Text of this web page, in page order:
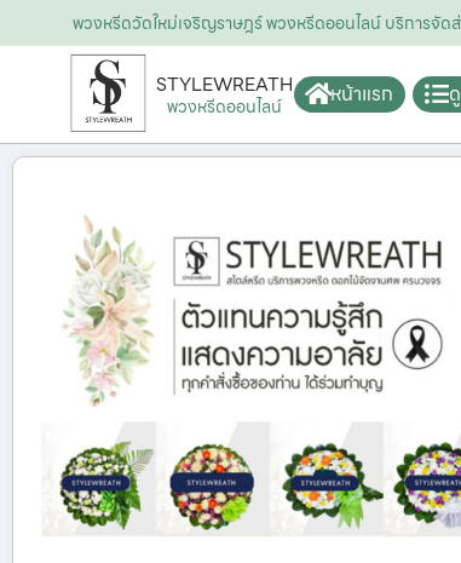
พวงหรีดวัดใหม่เจริญราษฎร์ พวงหรีดออนไลน์ บริการจัด
STYLEWREATH
พวงหรีดออนไลน์ หน้าแรก